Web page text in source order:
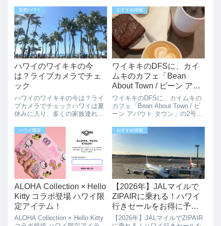
ルクーポン情報です。
リーサービスを始めましたが、
そのデリバリーの初回15ドルオ
フクーポンが登場しています。
インターネットで、オーダーし
て、家に持ってき...
です。スパムむすびの日限定
で、L&L Hawaiiで無料でスパム
むすびがもらえます。無料むす
びの方法はこ...
妄想ハワイ
ハワイのワイキキの今
は？ライブカメラでチェ
ック
ハワイのワイキキの今は？ライ
ブカメラでチェックハワイは夏
休みに入り、多くの家族連れや
は天気も良く、特にワイキキビ
ーチ多くの人で賑わっていま
す。そんなワイキキビーチの今
が、以下のサイトからワイキキ
のリアルタイムの状...
おすすめ情報
ワイキキのDFSに、カイ
ムキのカフェ「Bean
About Town / ビーン アバ
ウト タウン」の2号店
ワイキキのDFSに、カイムキの
カフェ「Bean About Town / ビ
ーン アバウト タウン」の2号店
ャラリアの中にオープンしてい
る、Bean About Townカフェ。
Bean About Townは2...
ハワイ限定
ALOHA Collection × Hello
Kitty コラボ登場 ハワイ限
定アイテム！
ALOHA Collection × Hello Kitty
おすすめ情報
【2026年】JALマイルで
ZIPAIRに乗れる！ハワイ
行きセールをお得に予約
する方法
【2026年】JALマイルでZIPAIR